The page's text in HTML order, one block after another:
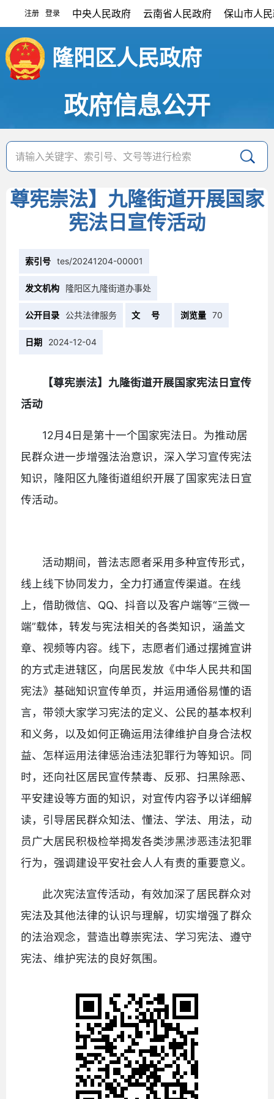
注册 登录 中央人民政府 云南省人民政府 保山市人
隆阳区人民政府
政府信息公开
尊宪崇法】九隆街道开展国家
宪法日宣传活动
索引号 tes/20241204-00001
发文机构 隆阳区九隆街道办事处
公开目录 公共法律服务 文 号 浏览量 70
日期 2024-12-04
【尊宪崇法】九隆街道开展国家宪法日宣传
活动
12月4日是第十一个国家宪法日。为推动居
民群众进一步增强法治意识，深入学习宣传宪法
知识，隆阳区九隆街道组织开展了国家宪法日宣
传活动。
活动期间，普法志愿者采用多种宣传形式，
线上线下协同发力，全力打通宣传渠道。在线
上，借助微信、QQ、抖音以及客户端等“三微一
端”载体，转发与宪法相关的各类知识，涵盖文
章、视频等内容。线下，志愿者们通过摆摊宣讲
的方式走进辖区，向居民发放《中华人民共和国
宪法》基础知识宣传单页，并运用通俗易懂的语
言，带领大家学习宪法的定义、公民的基本权利
和义务，以及如何正确运用法律维护自身合法权
益、怎样运用法律惩治违法犯罪行为等知识。同
时，还向社区居民宣传禁毒、反邪、扫黑除恶、
平安建设等方面的知识，对宣传内容予以详细解
读，引导居民群众知法、懂法、学法、用法，动
员广大居民积极检举揭发各类涉黑涉恶违法犯罪
行为，强调建设平安社会人人有责的重要意义。
此次宪法宣传活动，有效加深了居民群众对
宪法及其他法律的认识与理解，切实增强了群众
的法治观念，营造出尊崇宪法、学习宪法、遵守
宪法、维护宪法的良好氛围。